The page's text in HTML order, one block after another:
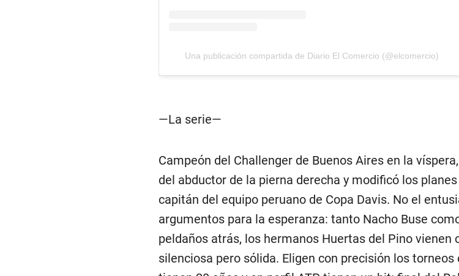
Una publicación compartida de Diario El Comercio (@elcomercio)
—La serie—
Campeón del Challenger de Buenos Aires en la
del abductor de la pierna derecha y modificó los
capitán del equipo peruano de Copa Davis. No el
argumentos para la esperanza: tanto Nacho Buse
peldaños atrás, los hermanos Huertas del Pino vienen
silenciosa pero sólida. Eligen con precisión los torneos